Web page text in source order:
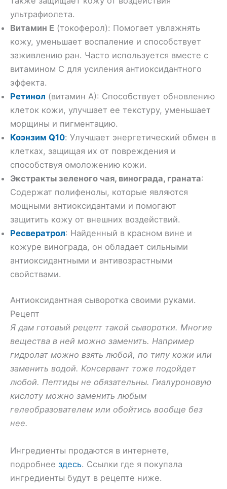
ультрафиолета.
Витамин E (токоферол): Помогает увлажнять
кожу, уменьшает воспаление и способствует
заживлению ран. Часто используется вместе с
витамином C для усиления антиоксидантного
эффекта.
Ретинол (витамин A): Способствует обновлению
клеток кожи, улучшает ее текстуру, уменьшает
морщины и пигментацию.
Коэнзим Q10: Улучшает энергетический обмен в
клетках, защищая их от повреждения и
способствуя омоложению кожи.
Экстракты зеленого чая, винограда, граната:
Содержат полифенолы, которые являются
мощными антиоксидантами и помогают
защитить кожу от внешних воздействий.
Ресвератрол: Найденный в красном вине и
кожуре винограда, он обладает сильными
антиоксидантными и антивозрастными
свойствами.
Антиоксидантная сыворотка своими руками.
Рецепт
Я дам готовый рецепт такой сыворотки. Многие
вещества в ней можно заменить. Например
гидролат можно взять любой, по типу кожи или
заменить водой. Консервант тоже подойдет
любой. Пептиды не обязательны. Гиалуроновую
кислоту можно заменить любым
гелеобразователем или обойтись вообще без
нее.
Ингредиенты продаются в интернете,
подробнее здесь. Ссылки где я покупала
ингредиенты будут в рецепте ниже.